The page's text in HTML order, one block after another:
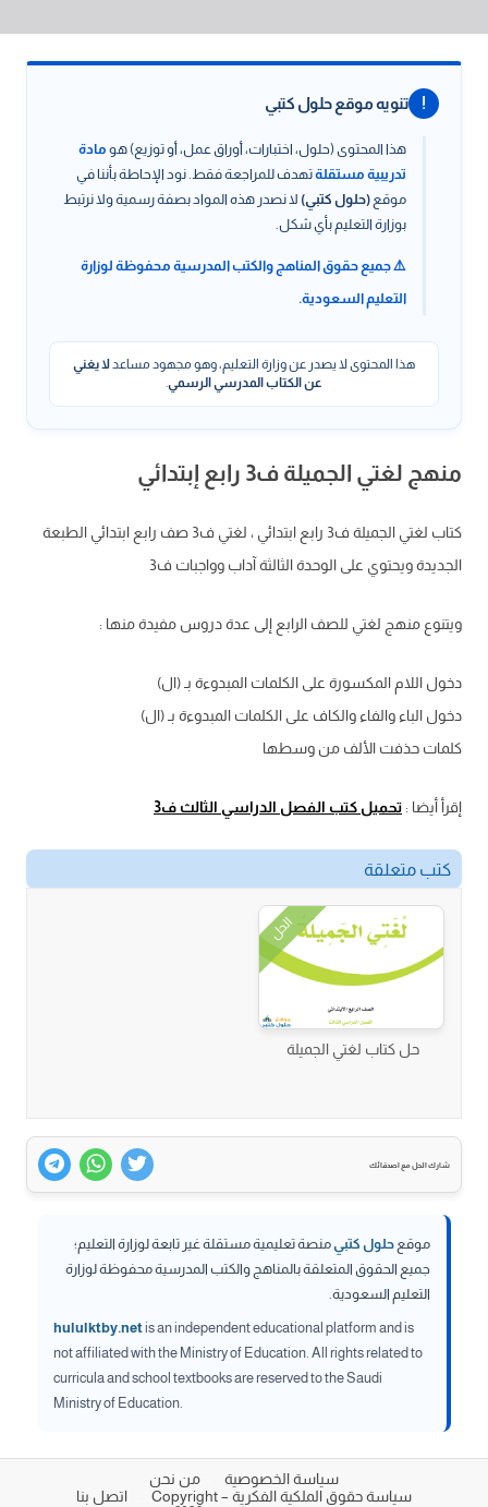
! تنويه موقع حلول كتبي
هذا المحتوى (حلول، اختبارات، أوراق عمل، أو توزيع) هو مادة
تدريبية مستقلةتهدف للمراجعة فقط. نود الإحاطة بأننا في
موقع (حلول كتبي) لا نصدر هذه المواد بصفة رسمية ولا نرتبط
بوزارة التعليم بأي شكل.
⚠️ جميع حقوق المناهج والكتب المدرسية محفوظة لوزارة
التعليم السعودية.
هذا المحتوى لا يصدر عن وزارة التعليم، وهو مجهود مساعدلا يغني
عن الكتاب المدرسي الرسمي.
منهج لغتي الجميلة ف3 رابع إبتدائي
كتاب لغتي الجميلة ف3 رابع ابتدائي ، لغتي ف3 صف رابع ابتدائي الطبعة
الجديدة ويحتوي على الوحدة الثالثة آداب وواجبات ف3
ويتنوع منهج لغتي للصف الرابع إلى عدة دروس مفيدة منها :
دخول اللام المكسورة على الكلمات المبدوءة بـ (ال)
دخول الباء والفاء والكاف على الكلمات المبدوءة بـ (ال)
كلمات حذفت الألف من وسطها
إقرأ أيضا :تحميل كتب الفصل الدراسي الثالث ف3
كتب متعلقة
الحل
حل كتاب لغتي الجميلة
شارك الحل مع اصدقائك
موقع حلول كتبيمنصة تعليمية مستقلة غير تابعة لوزارة التعليم؛
جميع الحقوق المتعلقة بالمناهج والكتب المدرسية محفوظة لوزارة
التعليم السعودية.
hululktby.netis an independent educational platform and is
not affiliated with the Ministry of Education. All rights related to
curricula and school textbooks are reserved to the Saudi
Ministry of Education.
سياسة الخصوصية
من نحن
سياسة حقوق الملكية الفكرية – Copyright
اتصل بنا